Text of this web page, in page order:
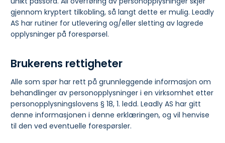
gjennom kryptert tilkobling, så langt dette er mulig. Leadly
AS har rutiner for utlevering og/eller sletting av lagrede
opplysninger på forespørsel.
Brukerens rettigheter
Alle som spør har rett på grunnleggende informasjon om
behandlinger av personopplysninger i en virksomhet etter
personopplysningslovens § 18, 1. ledd. Leadly AS har gitt
denne informasjonen i denne erklæringen, og vil henvise
til den ved eventuelle forespørsler.